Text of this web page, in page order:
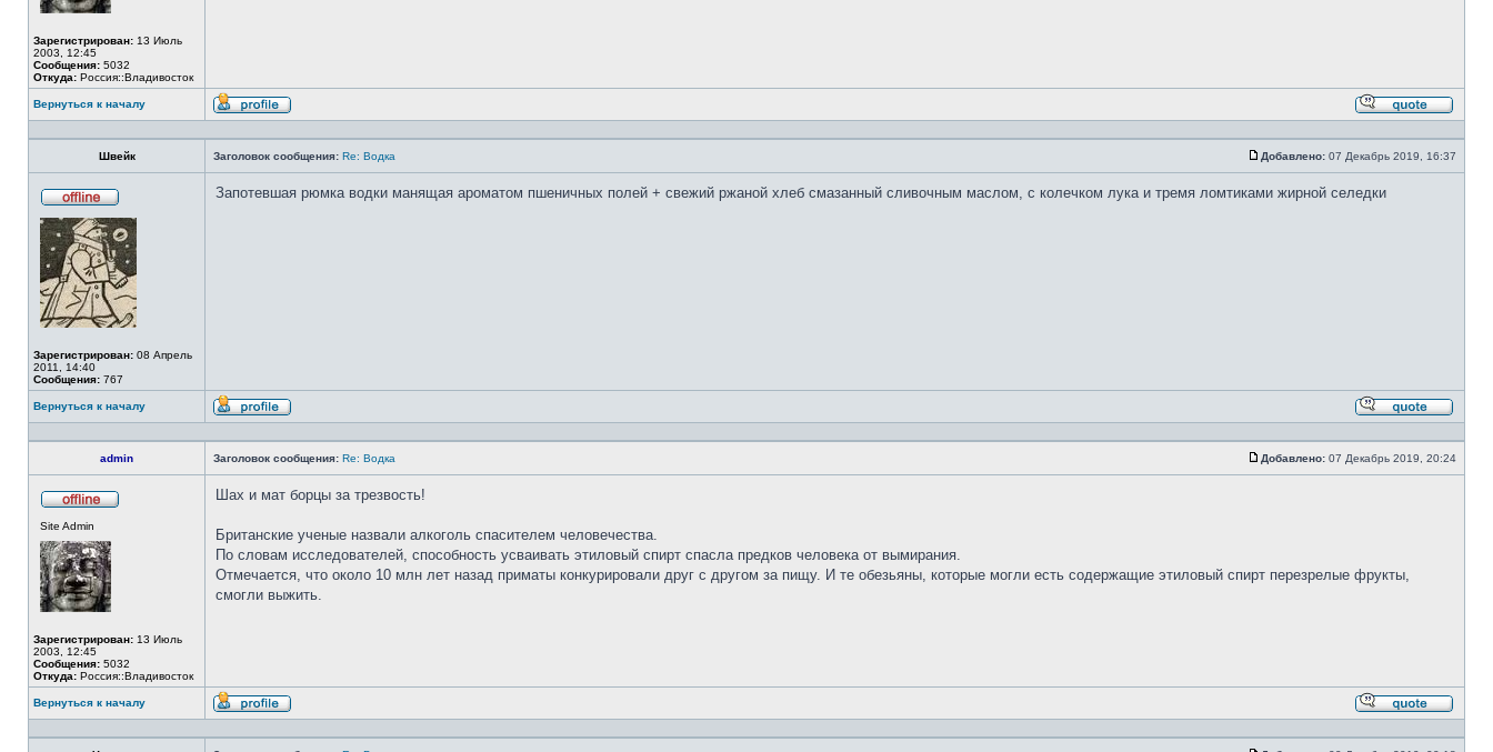
Зарегистрирован: 13 Июль
2003, 12:45
Сообщения: 5032
Откуда: Россия::Владивосток
Вернуться к началу
Профиль
Швейк
Заголовок сообщения: Re: Водка
Сообщение
Добавлено: 07 Декабрь 2019, 16:37
в
сети
Зарегистрирован: 08 Апрель
2011, 14:40
Сообщения: 767
Запотевшая рюмка водки манящая ароматом пшеничных полей + свежий ржаной хлеб смазанный сливочным маслом, с колечком лука и тремя ломтиками жирной селедки
Вернуться к началу
Профиль
admin
Заголовок сообщения: Re: Водка
Сообщение
Добавлено: 07 Декабрь 2019, 20:24
Site Admin
Зарегистрирован: 13 Июль
2003, 12:45
Сообщения: 5032
Откуда: Россия::Владивосток
Шах и мат борцы за трезвость!
Британские ученые назвали алкоголь спасителем человечества.
По словам исследователей, способность усваивать этиловый спирт спасла предков человека от вымирания.
Отмечается, что около 10 млн лет назад приматы конкурировали друг с другом за пищу. И те обезьяны, которые могли есть содержащие этиловый спирт перезрелые фрукты,
смогли выжить.
Вернуться к началу
Профиль